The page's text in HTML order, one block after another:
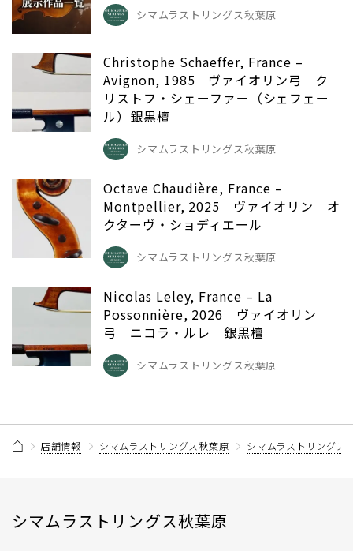
シマムラストリングス秋葉原
Christophe Schaeffer, France –
Avignon, 1985 ヴァイオリン弓 ク
リストフ・シェーファー（シェフェー
ル）銀黒檀
シマムラストリングス秋葉原
Octave Chaudière, France –
Montpellier, 2025 ヴァイオリン オ
クターヴ・ショディエール
シマムラストリングス秋葉原
Nicolas Leley, France – La
Possonnière, 2026 ヴァイオリン
弓 ニコラ・ルレ 銀黒檀
シマムラストリングス秋葉原
店舗情報 シマムラストリングス秋葉原 シマムラストリングス
シマムラストリングス秋葉原